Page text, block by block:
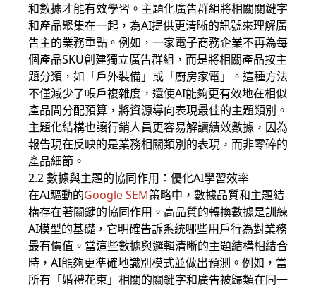
和數據才能有效學習。主題化廣告群組將相關關鍵字
和產品聚集在一起，為AI提供更清晰的訊號來理解廣
告主的業務重點。例如，一家電子商務企業不再為每
個產品SKU創建獨立廣告群組，而是將相關產品按主
題分類，如「戶外裝備」或「廚房家電」。這種方法
不僅減少了帳戶複雜度，還使AI能夠更有效地在相似
產品間分配預算，將資源導向表現最佳的主題類別。
主題化結構也讓行銷人員更容易解讀績效數據，因為
報告現在反映的是業務相關類別的表現，而非零碎的
產品細節。
2.2 數據與主題的協同作用：優化AI學習效率
在AI驅動的Google SEM策略中，數據品質和主題結
構存在著關鍵的協同作用。高品質的轉換數據是訓練
AI模型的基礎，它明確告訴系統哪些用戶行為對業務
最有價值。當這些數據與邏輯清晰的主題結構相結合
時，AI能夠更準確地識別模式並做出預測。例如，當
所有「婚禮花束」相關的關鍵字和廣告被歸類在同一